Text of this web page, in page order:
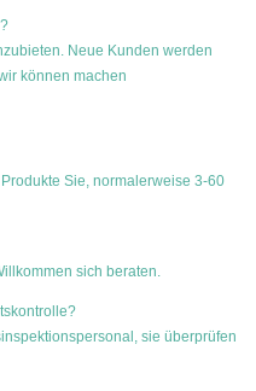
Neue Kunden werden
können machen
Sie, normalerweise 3-60
sich beraten.
sie überprüfen